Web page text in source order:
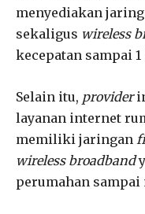
menyediakan
sekaligus wireless
kecepatan sampai 1
Selain itu, provider
layanan internet
memiliki jaringan
wireless broadband
perumahan sampai